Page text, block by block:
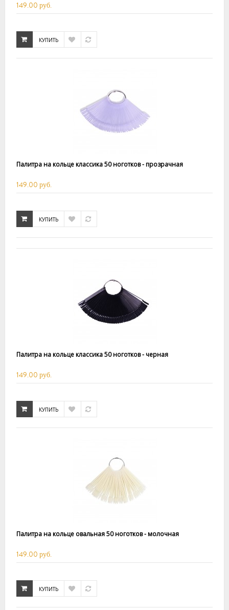
149.00 руб.
КУПИТЬ
Палитра на кольце классика 50 ноготков - прозрачная
149.00 руб.
КУПИТЬ
Палитра на кольце классика 50 ноготков - черная
149.00 руб.
КУПИТЬ
Палитра на кольце овальная 50 ноготков - молочная
149.00 руб.
КУПИТЬ